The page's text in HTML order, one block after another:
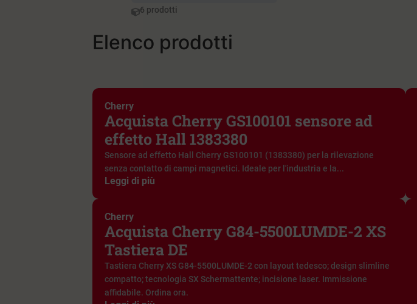
6 prodotti
Elenco prodotti
Cherry
Acquista Cherry GS100101 sensore ad
effetto Hall 1383380
Sensore ad effetto Hall Cherry GS100101 (1383380) per la rilevazione
senza contatto di campi magnetici. Ideale per l'industria e la...
Leggi di più
Cherry
Acquista Cherry G84-5500LUMDE-2 XS
Tastiera DE
Tastiera Cherry XS G84-5500LUMDE-2 con layout tedesco; design slimline
compatto; tecnologia SX Schermattente; incisione laser. Immissione
affidabile. Ordina ora.